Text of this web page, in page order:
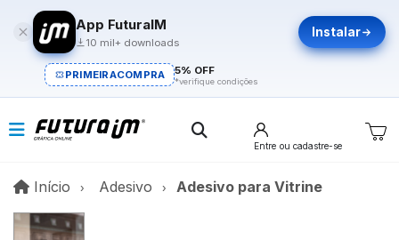
App FuturaIM
10 mil+ downloads
Instalar
PRIMEIRACOMPRA 5% OFF
*verifique condições
Entre ou cadastre-se
Início InícioAdesivo Adesivo para Vitrine